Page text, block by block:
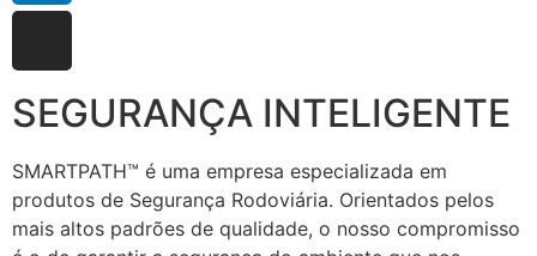
SEGURANÇA INTELIGENTE
SMARTPATH™ é uma empresa especializada em
produtos de Segurança Rodoviária. Orientados pelos
mais altos padrões de qualidade, o nosso compromisso